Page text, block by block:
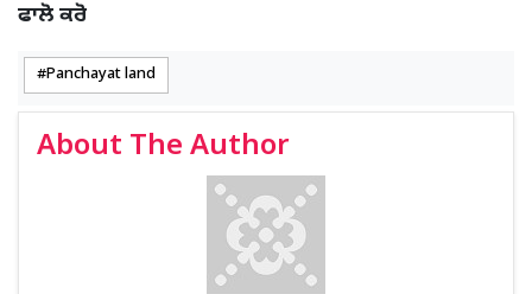
ਫਾਲੋ ਕਰੋ
Panchayat land
About The Author